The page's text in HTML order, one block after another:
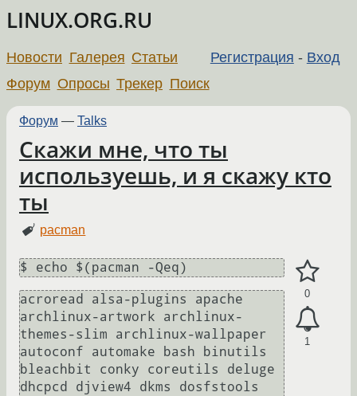
LINUX.ORG.RU
Регистрация - Вход
Новости Галерея Статьи
Форум Опросы Трекер Поиск
Форум — Talks
Скажи мне, что ты
используешь, и я скажу кто
ты
pacman
0
1
$ echo $(pacman -Qeq)
acroread alsa-plugins apache
archlinux-artwork archlinux-
themes-slim archlinux-wallpaper
autoconf automake bash binutils
bleachbit conky coreutils deluge
dhcpcd djview4 dkms dosfstools